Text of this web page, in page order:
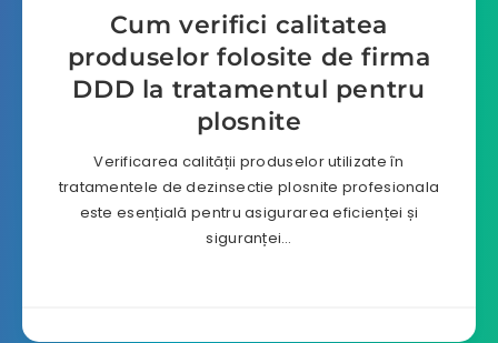
Cum verifici calitatea
produselor folosite de firma
DDD la tratamentul pentru
plosnite
Verificarea calității produselor utilizate în
tratamentele de dezinsectie plosnite profesionala
este esențială pentru asigurarea eficienței și
siguranței…